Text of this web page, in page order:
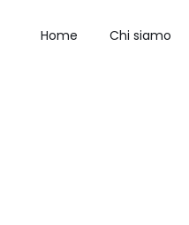
Home Chi siamo